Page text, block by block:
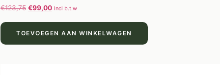
€123,75 €99,00 Incl b.t.w
TOEVOEGEN AAN WINKELWAGEN